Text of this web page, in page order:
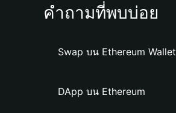
คำถามที่พบบ่อย
Swap บน Ethereum Wallet
DApp บน Ethereum